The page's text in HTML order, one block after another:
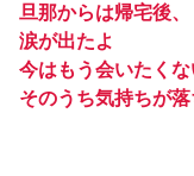
旦那からは帰宅後
涙が出たよ
今はもう会いたくな
そのうち気持ちが